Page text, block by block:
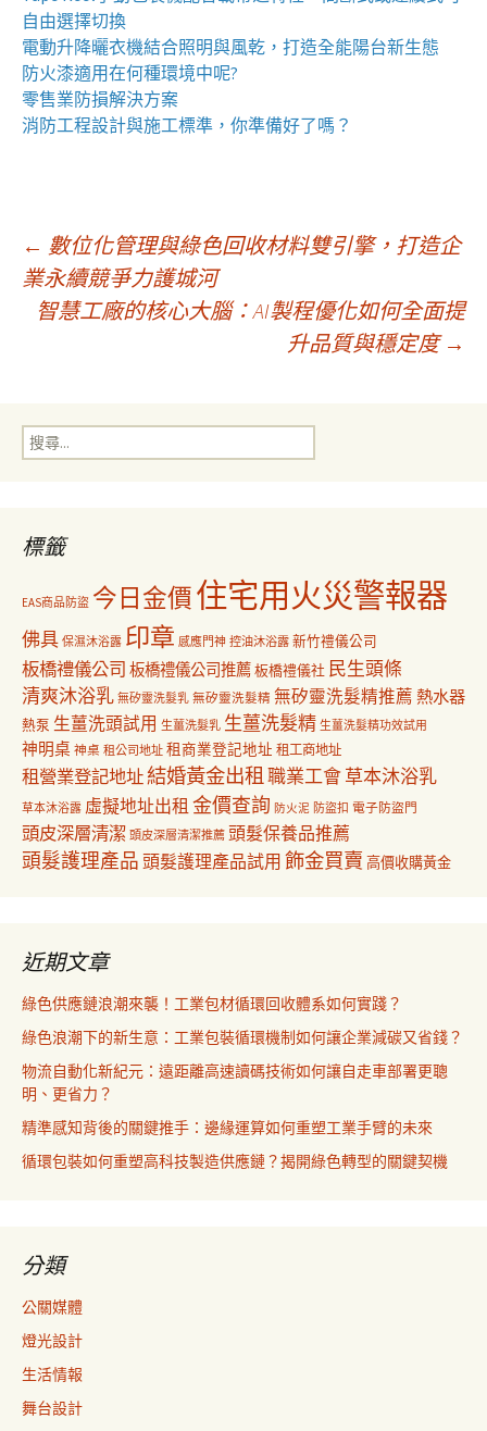
自由選擇切換
電動升降曬衣機結合照明與風乾，打造全能陽台新生態
防火漆適用在何種環境中呢?
零售業防損解決方案
消防工程設計與施工標準，你準備好了嗎？
文
章
覽
← 數位化管理與綠色回收材料雙引擎，打造企
業永續競爭力護城河
智慧工廠的核心大腦：AI製程優化如何全面提
升品質與穩定度 →
搜
尋
標籤
EAS商品防盜 今日金價住宅用火災警報器
佛具 保濕沐浴露 印章 感應門神 控油沐浴露 新竹禮儀公司
板橋禮儀公司 板橋禮儀公司推薦板橋禮儀社 民生頭條
清爽沐浴乳 無矽靈洗髮乳 無矽靈洗髮精 無矽靈洗髮精推薦 熱水器
熱泵 生薑洗頭試用 生薑洗髮乳 生薑洗髮精 生薑洗髮精功效試用
神明桌 神桌 租公司地址 租商業登記地址 租工商地址
租營業登記地址結婚黃金出租職業工會草本沐浴乳
草本沐浴露 虛擬地址出租 金價查詢 防火泥 防盜扣 電子防盜門
頭皮深層清潔 頭皮深層清潔推薦 頭髮保養品推薦
頭髮護理產品 頭髮護理產品試用 飾金買賣 高價收購黃金
近期文章
綠色供應鏈浪潮來襲！工業包材循環回收體系如何實踐？
綠色浪潮下的新生意：工業包裝循環機制如何讓企業減碳又省錢？
物流自動化新紀元：遠距離高速讀碼技術如何讓自走車部署更聰
明、更省力？
精準感知背後的關鍵推手：邊緣運算如何重塑工業手臂的未來
循環包裝如何重塑高科技製造供應鏈？揭開綠色轉型的關鍵契機
分類
公關媒體
燈光設計
生活情報
舞台設計